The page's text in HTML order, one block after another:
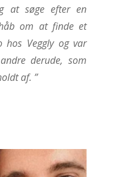
at søge efter en
om at finde et
hos Veggly og var
derude, som
af. ”